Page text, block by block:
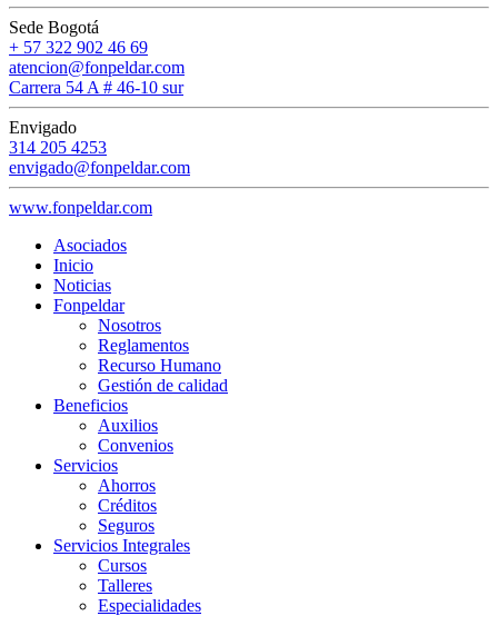
Sede Bogotá
+ 57 322 902 46 69
atencion@fonpeldar.com
Carrera 54 A # 46-10 sur
Envigado
314 205 4253
envigado@fonpeldar.com
www.fonpeldar.com
Asociados
Inicio
Noticias
Fonpeldar
Nosotros
Reglamentos
Recurso Humano
Gestión de calidad
Beneficios
Auxilios
Convenios
Servicios
Ahorros
Créditos
Seguros
Servicios Integrales
Cursos
Talleres
Especialidades